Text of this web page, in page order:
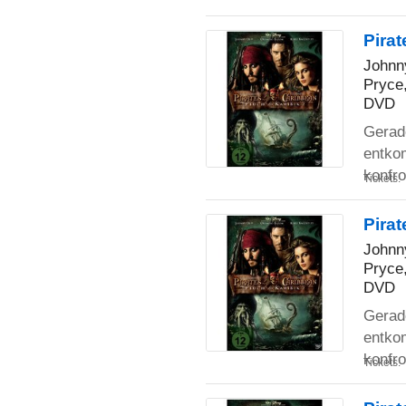
DVD
Tickets:
DVD
Tickets: